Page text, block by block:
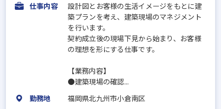
仕事内容
設計図とお客様の生活イメージをもとに建
築プランを考え、建築現場のマネジメント
を行います。
契約成立後の現場下見から始まり、お客様
の理想を形にする仕事です。
【業務内容】
●建築現場の確認...
勤務地
福岡県北九州市小倉南区